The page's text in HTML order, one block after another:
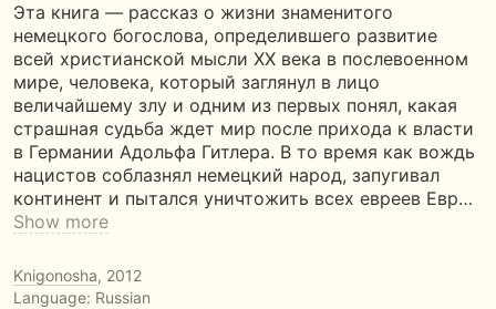
Эта книга — рассказ о жизни знаменитого
немецкого богослова, определившего развитие
всей христианской мысли ХХ века в послевоенном
мире, человека, который заглянул в лицо
величайшему злу и одним из первых понял, какая
страшная судьба ждет мир после прихода к власти
в Германии Адольфа Гитлера. В то время как вождь
нацистов соблазнял немецкий народ, запугивал
континент и пытался уничтожить всех евреев Евр…
Show more
Knigonosha, 2012
Language: Russian